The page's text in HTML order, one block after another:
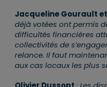
Jacqueline Gourault
déjà votées ont permis
difficultés financières
collectivités de
relance. Il faut
aux cas locaux les plus